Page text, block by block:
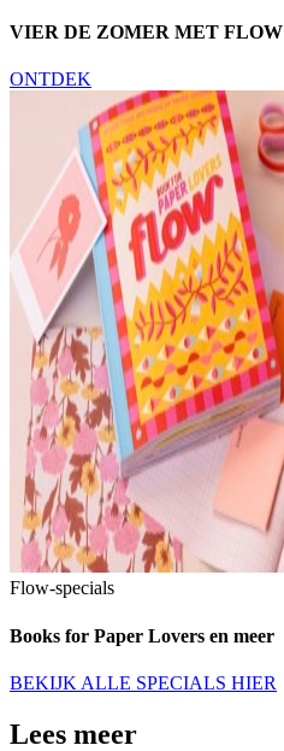
VIER DE ZOMER MET FLOW
ONTDEK
Flow-specials
Books for Paper Lovers en meer
BEKIJK ALLE SPECIALS HIER
Lees meer